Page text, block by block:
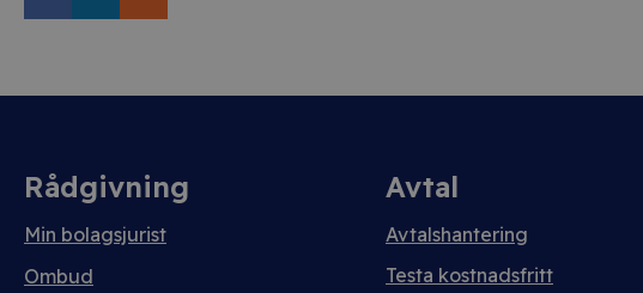
Rådgivning
Min bolagsjurist
Ombud
Avtal
Avtalshantering
Testa kostnadsfritt